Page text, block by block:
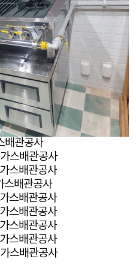
배관공사
스배관공사
스배관공사
스배관공사
스배관공사
스배관공사
스배관공사
스배관공사
스배관공사